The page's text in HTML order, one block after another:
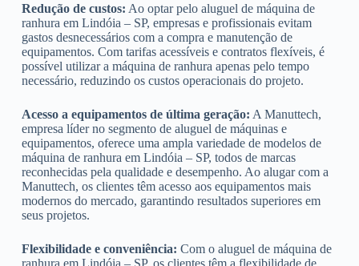
Redução de custos: Ao optar pelo aluguel de máquina de
ranhura em Lindóia – SP, empresas e profissionais evitam
gastos desnecessários com a compra e manutenção de
equipamentos. Com tarifas acessíveis e contratos flexíveis, é
possível utilizar a máquina de ranhura apenas pelo tempo
necessário, reduzindo os custos operacionais do projeto.
Acesso a equipamentos de última geração: A Manuttech,
empresa líder no segmento de aluguel de máquinas e
equipamentos, oferece uma ampla variedade de modelos de
máquina de ranhura em Lindóia – SP, todos de marcas
reconhecidas pela qualidade e desempenho. Ao alugar com a
Manuttech, os clientes têm acesso aos equipamentos mais
modernos do mercado, garantindo resultados superiores em
seus projetos.
Flexibilidade e conveniência: Com o aluguel de máquina de
ranhura em Lindóia – SP, os clientes têm a flexibilidade de